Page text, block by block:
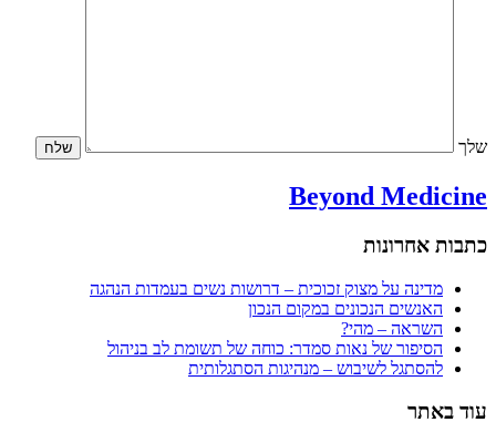
שלך
Beyond Medicine
כתבות אחרונות
מדינה על מצוק זכוכית – דרושות נשים בעמדות הנהגה
האנשים הנכונים במקום הנכון
השראה – מהי?
הסיפור של נאות סמדר: כוחה של תשומת לב בניהול
להסתגל לשיבוש – מנהיגות הסתגלותית
עוד באתר